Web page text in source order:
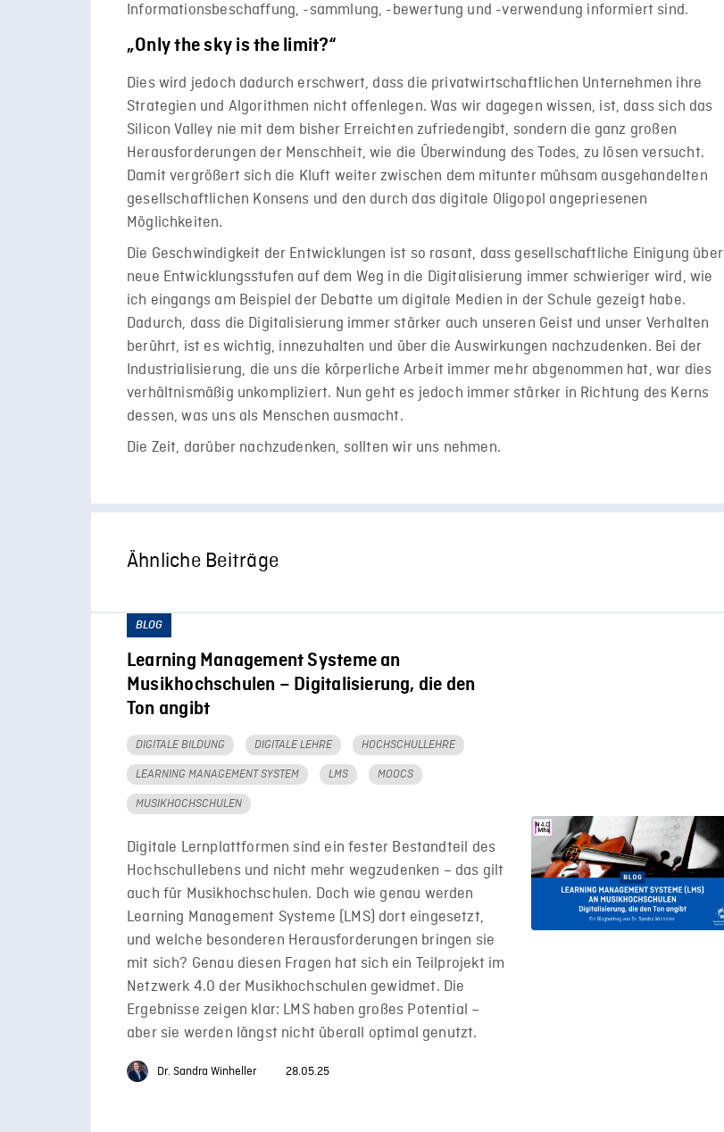
Informationsbeschaffung, -sammlung, -bewertung und -verwendung informiert sind.
„Only the sky is the limit?“
Dies wird jedoch dadurch erschwert, dass die privatwirtschaftlichen Unternehmen ihre
Strategien und Algorithmen nicht offenlegen. Was wir dagegen wissen, ist, dass sich das
Silicon Valley nie mit dem bisher Erreichten zufriedengibt, sondern die ganz großen
Herausforderungen der Menschheit, wie die Überwindung des Todes, zu lösen versucht.
Damit vergrößert sich die Kluft weiter zwischen dem mitunter mühsam ausgehandelten
gesellschaftlichen Konsens und den durch das digitale Oligopol angepriesenen
Möglichkeiten.
Die Geschwindigkeit der Entwicklungen ist so rasant, dass gesellschaftliche Einigung über
neue Entwicklungsstufen auf dem Weg in die Digitalisierung immer schwieriger wird, wie
ich eingangs am Beispiel der Debatte um digitale Medien in der Schule gezeigt habe.
Dadurch, dass die Digitalisierung immer stärker auch unseren Geist und unser Verhalten
berührt, ist es wichtig, innezuhalten und über die Auswirkungen nachzudenken. Bei der
Industrialisierung, die uns die körperliche Arbeit immer mehr abgenommen hat, war dies
verhältnismäßig unkompliziert. Nun geht es jedoch immer stärker in Richtung des Kerns
dessen, was uns als Menschen ausmacht.
Die Zeit, darüber nachzudenken, sollten wir uns nehmen.
Ähnliche Beiträge
BLOG
Learning Management Systeme an
Musikhochschulen – Digitalisierung, die den
Ton angibt
DIGITALE BILDUNG DIGITALE LEHRE HOCHSCHULLEHRE
LEARNING MANAGEMENT SYSTEM LMS MOOCS
MUSIKHOCHSCHULEN
Digitale Lernplattformen sind ein fester Bestandteil des
Hochschullebens und nicht mehr wegzudenken – das gilt
auch für Musikhochschulen. Doch wie genau werden
Learning Management Systeme (LMS) dort eingesetzt,
und welche besonderen Herausforderungen bringen sie
mit sich? Genau diesen Fragen hat sich ein Teilprojekt im
Netzwerk 4.0 der Musikhochschulen gewidmet. Die
Ergebnisse zeigen klar: LMS haben großes Potential –
aber sie werden längst nicht überall optimal genutzt.
Dr. Sandra Winheller 28.05.25